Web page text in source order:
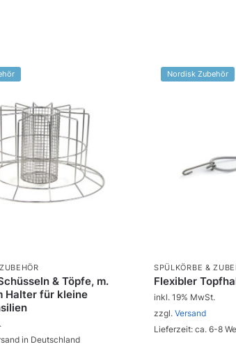
& Töpfe, m.
Halter für kleine
in Deutschland
Nordisk Zubehör
SPÜLKÖRBE &
Flexibler
inkl. 19% MwSt.
zzgl. Versand
Lieferzeit: ca. 6-8